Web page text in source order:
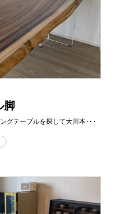
脚
グテーブルを探して大川本･･･